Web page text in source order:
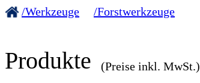
/Werkzeuge /Forstwerkzeuge
Produkte (Preise inkl. MwSt.)